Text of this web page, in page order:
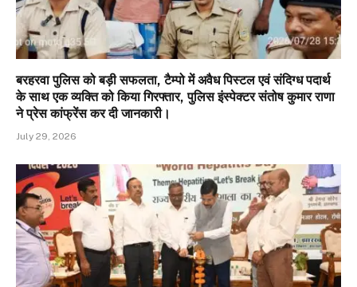
बरहरवा पुलिस को बड़ी सफलता, टैम्पो में अवैध पिस्टल एवं संदिग्ध पदार्थ
के साथ एक व्यक्ति को किया गिरफ्तार, पुलिस इंस्पेक्टर संतोष कुमार राणा
ने प्रेस कांफ्रेंस कर दी जानकारी।
July 29, 2026